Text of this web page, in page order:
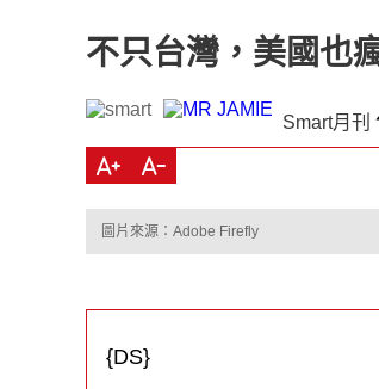
不只台灣，美國也
Smart月刊
圖片來源：Adobe Firefly
{DS}